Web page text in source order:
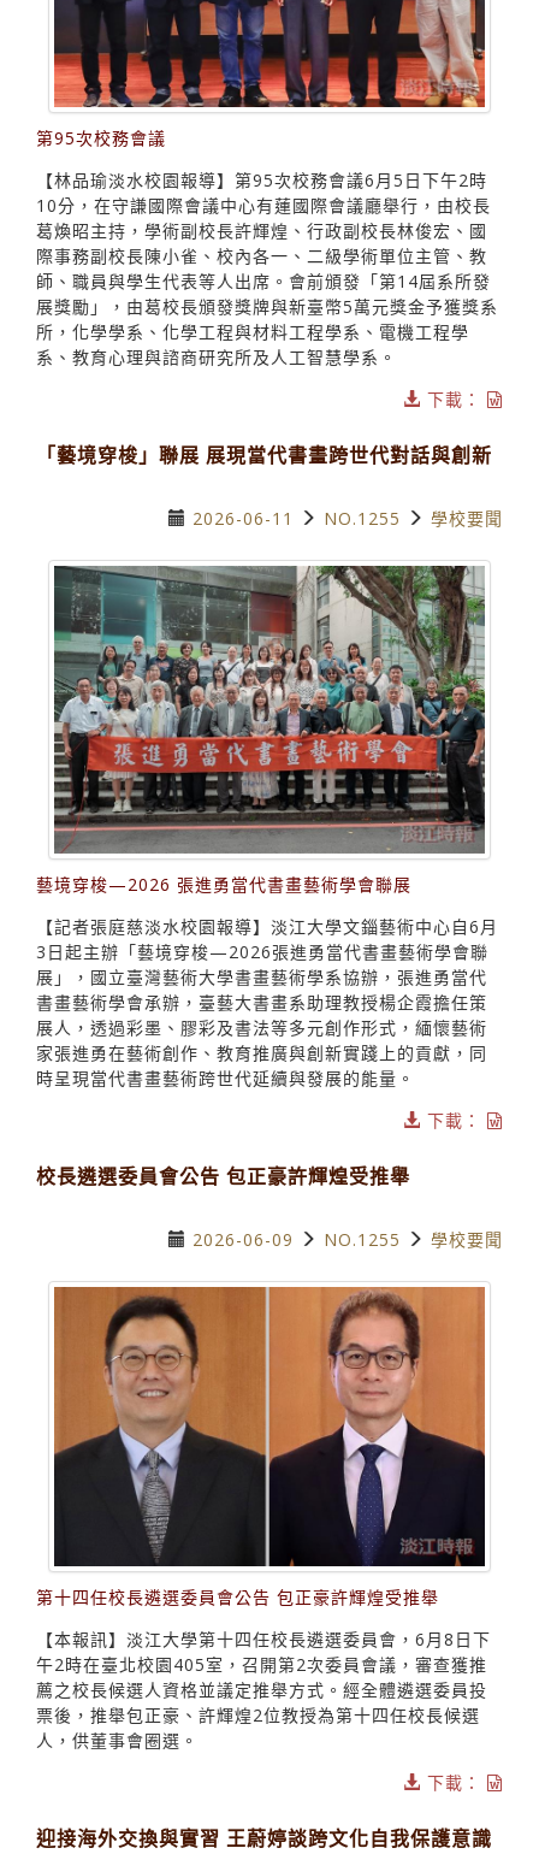
第95次校務會議
【林品瑜淡水校園報導】第95次校務會議6月5日下午2時
10分，在守謙國際會議中心有蓮國際會議廳舉行，由校長
葛煥昭主持，學術副校長許輝煌、行政副校長林俊宏、國
際事務副校長陳小雀、校內各一、二級學術單位主管、教
師、職員與學生代表等人出席。會前頒發「第14屆系所發
展獎勵」，由葛校長頒發獎牌與新臺幣5萬元獎金予獲獎系
所，化學學系、化學工程與材料工程學系、電機工程學
系、教育心理與諮商研究所及人工智慧學系。
下載：
「藝境穿梭」聯展 展現當代書畫跨世代對話與創新
2026-06-11 NO.1255 學校要聞
藝境穿梭—2026 張進勇當代書畫藝術學會聯展
【記者張庭慈淡水校園報導】淡江大學文錙藝術中心自6月
3日起主辦「藝境穿梭—2026張進勇當代書畫藝術學會聯
展」，國立臺灣藝術大學書畫藝術學系協辦，張進勇當代
書畫藝術學會承辦，臺藝大書畫系助理教授楊企霞擔任策
展人，透過彩墨、膠彩及書法等多元創作形式，緬懷藝術
家張進勇在藝術創作、教育推廣與創新實踐上的貢獻，同
時呈現當代書畫藝術跨世代延續與發展的能量。
下載：
校長遴選委員會公告 包正豪許輝煌受推舉
2026-06-09 NO.1255 學校要聞
第十四任校長遴選委員會公告 包正豪許輝煌受推舉
【本報訊】淡江大學第十四任校長遴選委員會，6月8日下
午2時在臺北校園405室，召開第2次委員會議，審查獲推
薦之校長候選人資格並議定推舉方式。經全體遴選委員投
票後，推舉包正豪、許輝煌2位教授為第十四任校長候選
人，供董事會圈選。
下載：
迎接海外交換與實習 王蔚婷談跨文化自我保護意識